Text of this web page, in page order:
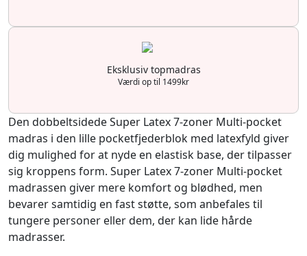
Eksklusiv topmadras
Værdi op til 1499kr
Den dobbeltsidede Super Latex 7-zoner Multi-pocket
madras i den lille pocketfjederblok med latexfyld giver
dig mulighed for at nyde en elastisk base, der tilpasser
sig kroppens form. Super Latex 7-zoner Multi-pocket
madrassen giver mere komfort og blødhed, men
bevarer samtidig en fast støtte, som anbefales til
tungere personer eller dem, der kan lide hårde
madrasser.